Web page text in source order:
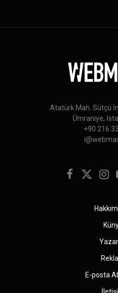
Atatürk Mah. Sütçü
Ümraniye,
+90 216
Facebook
X
E-posta